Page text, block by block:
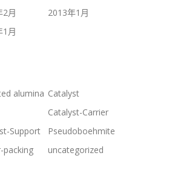
2月
2013年1月
1月
alumina Catalyst
Catalyst-Carrier
Support
Pseudoboehmite
packing
uncategorized